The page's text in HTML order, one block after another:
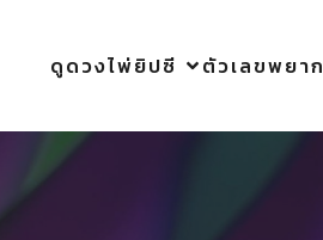
ดูดวงไพ่ยิปซี ตัวเลขพยา